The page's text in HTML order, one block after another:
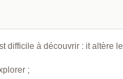
difficile à découvrir : it altère
;